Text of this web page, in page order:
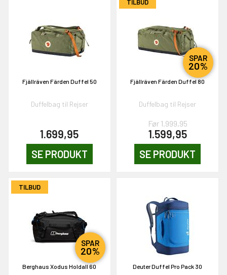
Fjällräven Färden Duffel 50
Duffelbag til Rejser
1.699,95
SE PRODUKT
TILBUD
SPAR
20%
Fjällräven Färden Duffel 80
Duffelbag til Rejser
Før 1.999,95
1.599,95
SE PRODUKT
TILBUD
SPAR
20%
Berghaus Xodus Holdall 60 Deuter Duffel Pro Pack 30